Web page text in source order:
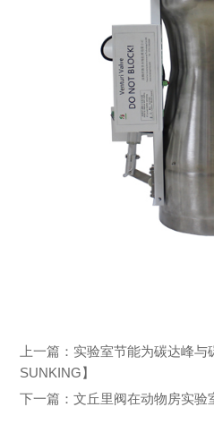
上一篇： 实验室节能为碳达峰与
SUNKING】
下一篇： 文丘里阀在动物房实验